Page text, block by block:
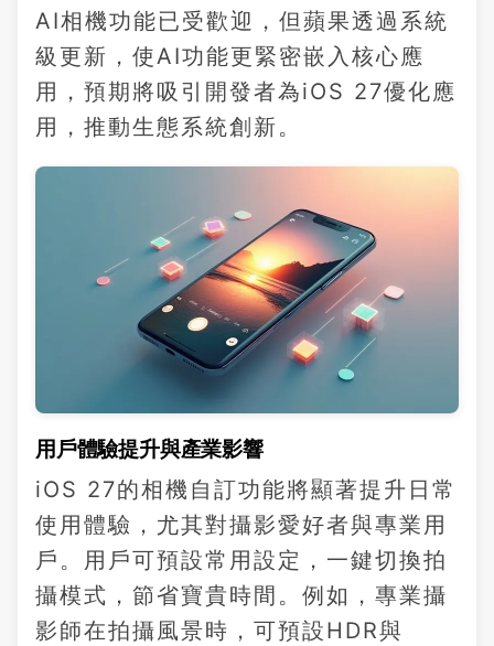
AI相機功能已受歡迎，但蘋果透過系統
級更新，使AI功能更緊密嵌入核心應
用，預期將吸引開發者為iOS 27優化應
用，推動生態系統創新。
用戶體驗提升與產業影響
iOS 27的相機自訂功能將顯著提升日常
使用體驗，尤其對攝影愛好者與專業用
戶。用戶可預設常用設定，一鍵切換拍
攝模式，節省寶貴時間。例如，專業攝
影師在拍攝風景時，可預設HDR與